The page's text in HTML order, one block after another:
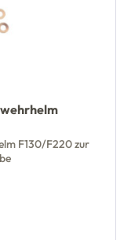
F130/F220 zur